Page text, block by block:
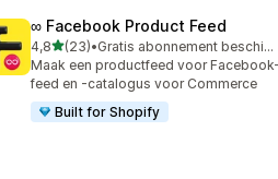
∞ Facebook Product Feed
4,8van 5 sterren
(23)
23 recensies in totaal
•
Gratis abonnement beschikbaar
Maak een productfeed voor Facebook-
feed en -catalogus voor Commerce
Built for Shopify